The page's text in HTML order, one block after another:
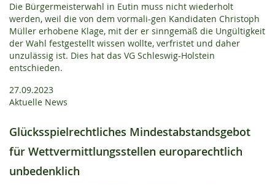
Die Bürgermeisterwahl in Eutin muss nicht wiederholt
werden, weil die von dem vormali-gen Kandidaten Christoph
Müller erhobene Klage, mit der er sinngemäß die Ungültigkeit
der Wahl festgestellt wissen wollte, verfristet und daher
unzulässig ist. Dies hat das VG Schleswig-Holstein
entschieden.
27.09.2023
Aktuelle News
Glücksspielrechtliches Mindestabstandsgebot
für Wettvermittlungsstellen europarechtlich
unbedenklich